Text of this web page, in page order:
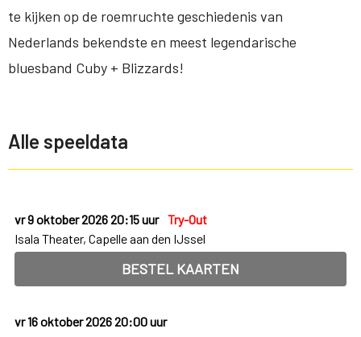
te kijken op de roemruchte geschiedenis van
Nederlands bekendste en meest legendarische
bluesband Cuby + Blizzards!
Alle speeldata